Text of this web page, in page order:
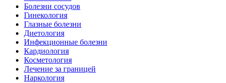
Болезни сосудов
Гинекология
Глазные болезни
Диетология
Инфекционные болезни
Кардиология
Косметология
Лечение за границей
Наркология